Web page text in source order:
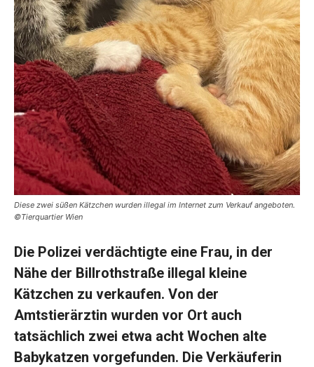
Diese zwei süßen Kätzchen wurden illegal im Internet zum Verkauf angeboten.
©Tierquartier Wien
Die Polizei verdächtigte eine Frau, in der
Nähe der Billrothstraße illegal kleine
Kätzchen zu verkaufen. Von der
Amtstierärztin wurden vor Ort auch
tatsächlich zwei etwa acht Wochen alte
Babykatzen vorgefunden. Die Verkäuferin